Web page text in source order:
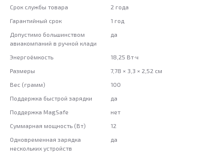
Срок службы товара
2 года
Гарантийный срок
1 год
Допустимо большинством
авиакомпаний в ручной клади
да
Энергоёмкость
18,25 Вт·ч
Размеры
7,78 × 3,3 × 2,52 см
Вес (грамм)
100
Поддержка быстрой зарядки
да
Поддержка MagSafe
нет
Суммарная мощность (Вт)
12
Одновременная зарядка
нескольких устройств
да